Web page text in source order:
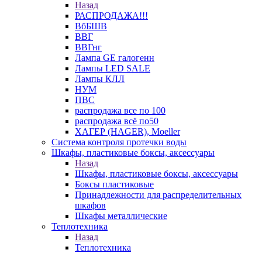
Назад
РАСПРОДАЖА!!!
ВбБШВ
ВВГ
ВВГнг
Лампа GE галогенн
Лампы LED SALE
Лампы КЛЛ
НУМ
ПВС
распродажа все по 100
распродажа всё по50
ХАГЕР (HAGER), Moeller
Система контроля протечки воды
Шкафы, пластиковые боксы, аксессуары
Назад
Шкафы, пластиковые боксы, аксессуары
Боксы пластиковые
Принадлежности для распределительных
шкафов
Шкафы металлические
Теплотехника
Назад
Теплотехника